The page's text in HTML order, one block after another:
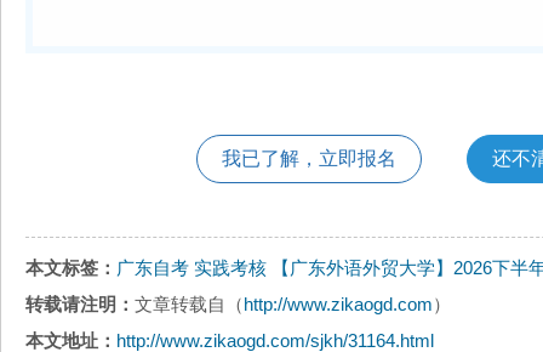
我已了解，立即报名 还不
本文标签： 广东自考 实践考核
【广东外语外贸大学】2026下半
转载请注明： 文章转载自（http://www.zikaogd.com）
本文地址： http://www.zikaogd.com/sjkh/31164.html